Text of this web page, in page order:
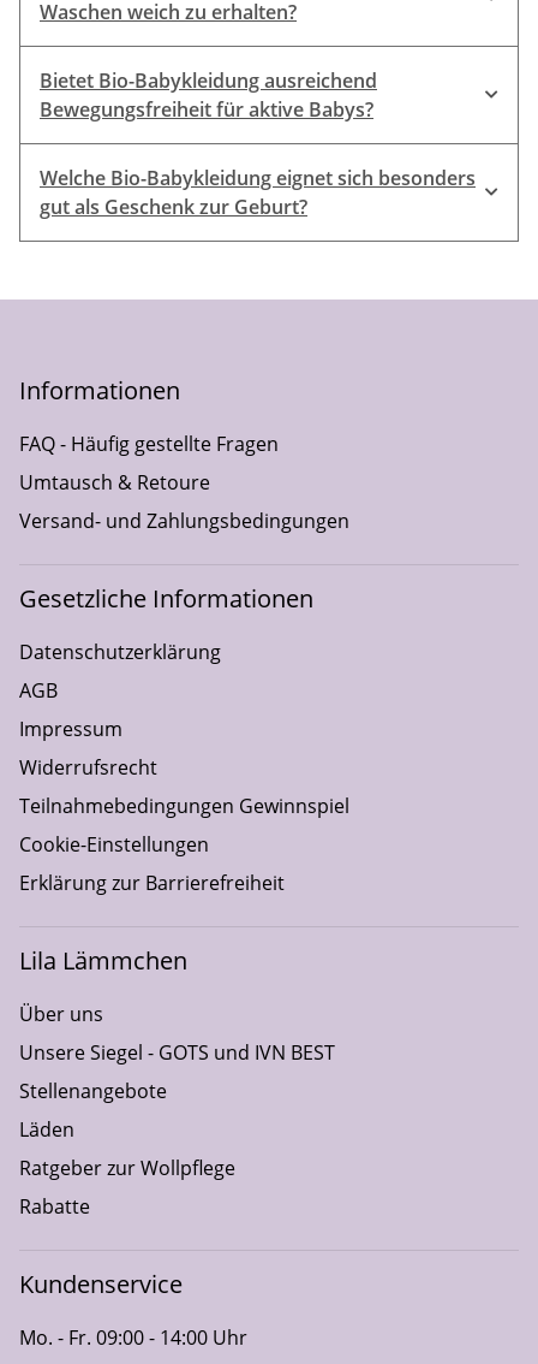
Waschen weich zu erhalten?
Bietet Bio-Babykleidung ausreichend
Bewegungsfreiheit für aktive Babys?
Bodys Strampelhosen Strampler
Welche Bio-Babykleidung eignet sich besonders
gut als Geschenk zur Geburt?
Informationen
FAQ - Häufig gestellte Fragen
Umtausch & Retoure
Versand- und Zahlungsbedingungen
Gesetzliche Informationen
Datenschutzerklärung
AGB
Impressum
Widerrufsrecht
Teilnahmebedingungen Gewinnspiel
Cookie-Einstellungen
Erklärung zur Barrierefreiheit
Lila Lämmchen
Über uns
Unsere Siegel - GOTS und IVN BEST
Stellenangebote
Läden
Ratgeber zur Wollpflege
Rabatte
Kundenservice
Mo. - Fr. 09:00 - 14:00 Uhr